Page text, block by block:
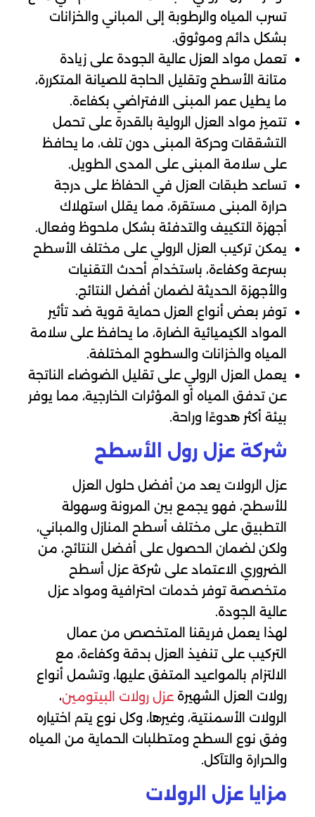
تسرب المياه والرطوبة إلى المباني والخزانات
بشكل دائم وموثوق.
تعمل مواد العزل عالية الجودة على زيادة
متانة الأسطح وتقليل الحاجة للصيانة المتكررة،
ما يطيل عمر المبنى الافتراضي بكفاءة.
تتميز مواد العزل الرولية بالقدرة على تحمل
التشققات وحركة المبنى دون تلف، ما يحافظ
على سلامة المبنى على المدى الطويل.
تساعد طبقات العزل في الحفاظ على درجة
حرارة المبنى مستقرة، مما يقلل استهلاك
أجهزة التكييف والتدفئة بشكل ملحوظ وفعال.
يمكن تركيب العزل الرولي على مختلف الأسطح
بسرعة وكفاءة، باستخدام أحدث التقنيات
والأجهزة الحديثة لضمان أفضل النتائج.
توفر بعض أنواع العزل حماية قوية ضد تأثير
المواد الكيميائية الضارة، ما يحافظ على سلامة
المياه والخزانات والسطوح المختلفة.
يعمل العزل الرولي على تقليل الضوضاء الناتجة
عن تدفق المياه أو المؤثرات الخارجية، مما يوفر
بيئة أكثر هدوءًا وراحة.
شركة عزل رول الأسطح
عزل الرولات يعد من أفضل حلول العزل
للأسطح، فهو يجمع بين المرونة وسهولة
التطبيق على مختلف أسطح المنازل والمباني،
ولكن لضمان الحصول على أفضل النتائج، من
الضروري الاعتماد على شركة عزل أسطح
متخصصة توفر خدمات احترافية ومواد عزل
عالية الجودة.
لهذا يعمل فريقنا المتخصص من عمال
التركيب على تنفيذ العزل بدقة وكفاءة، مع
الالتزام بالمواعيد المتفق عليها، وتشمل أنواع
رولات العزل الشهيرة عزل رولات البيتومين،
الرولات الأسمنتية، وغيرها، وكل نوع يتم اختياره
وفق نوع السطح ومتطلبات الحماية من المياه
والحرارة والتآكل.
مزايا عزل الرولات